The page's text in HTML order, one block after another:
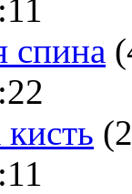
спина